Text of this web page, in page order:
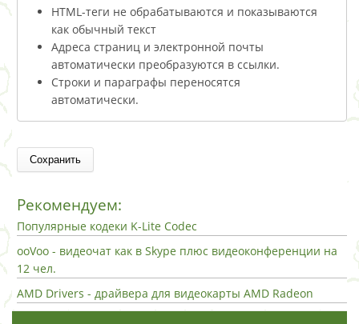
HTML-теги не обрабатываются и показываются
как обычный текст
Адреса страниц и электронной почты
автоматически преобразуются в ссылки.
Строки и параграфы переносятся
автоматически.
Рекомендуем:
Популярные кодеки K-Lite Codec
ooVoo - видеочат как в Skype плюс видеоконференции на
12 чел.
AMD Drivers - драйвера для видеокарты AMD Radeon